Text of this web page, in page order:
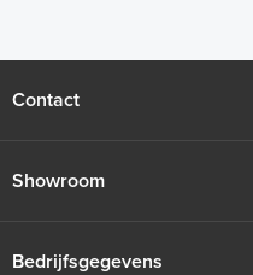
Contact
Showroom
Bedrijfsgegevens